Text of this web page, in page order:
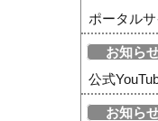
ポータル
お知ら
公式
お知ら